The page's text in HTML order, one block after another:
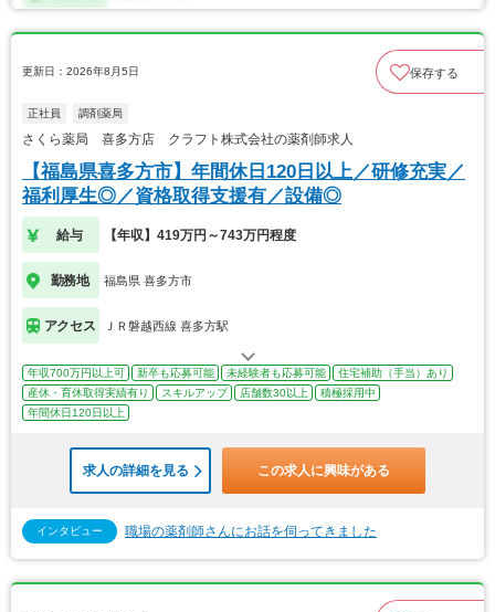
更新日：2026年8月5日 保存する
正社員 調剤薬局
さくら薬局 喜多方店 クラフト株式会社の薬剤師求人
【福島県喜多方市】年間休日120日以上／研修充実／
福利厚生◎／資格取得支援有／設備◎
給与 【年収】419万円～743万円程度
勤務地 福島県 喜多方市
アクセス ＪＲ磐越西線 喜多方駅
年収700万円以上可 新卒も応募可能 未経験者も応募可能
住宅補助（手当）あり
産休・育休取得実績有り
スキルアップ 店舗数30以上
積極採用中
年間休日120日以上
求人の詳細を見る この求人に興味がある
インタビュー 職場の薬剤師さんにお話を伺ってきました